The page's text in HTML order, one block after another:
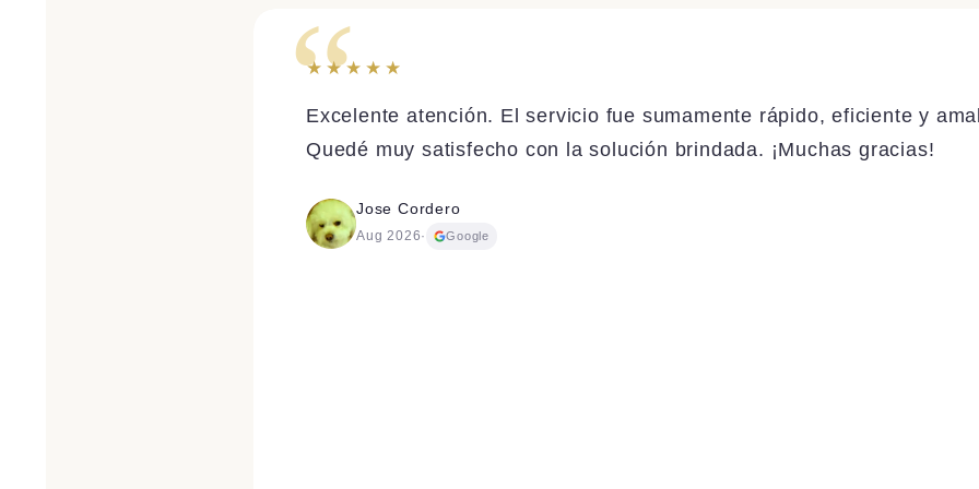
★★★★★
Excelente atención. El servicio fue sumamente rápido, eficiente y
Quedé muy satisfecho con la solución brindada. ¡Muchas gracias!
Jose Cordero
Aug 2026· Google